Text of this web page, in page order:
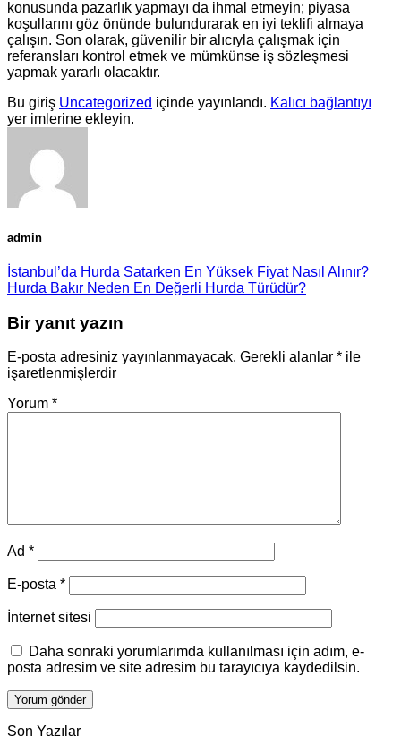
konusunda pazarlık yapmayı da ihmal etmeyin; piyasa
koşullarını göz önünde bulundurarak en iyi teklifi almaya
çalışın. Son olarak, güvenilir bir alıcıyla çalışmak için
referansları kontrol etmek ve mümkünse iş sözleşmesi
yapmak yararlı olacaktır.
Bu giriş Uncategorized içinde yayınlandı. Kalıcı bağlantıyı
yer imlerine ekleyin.
admin
İstanbul’da Hurda Satarken En Yüksek Fiyat Nasıl Alınır?
Hurda Bakır Neden En Değerli Hurda Türüdür?
Bir yanıt yazın
E-posta adresiniz yayınlanmayacak. Gerekli alanlar * ile
işaretlenmişlerdir
Yorum *
Ad *
E-posta *
İnternet sitesi
Daha sonraki yorumlarımda kullanılması için adım, e-
posta adresim ve site adresim bu tarayıcıya kaydedilsin.
Son Yazılar